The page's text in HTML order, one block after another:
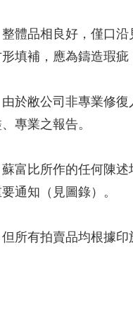
體品相良好，僅口
填補，應為鑄造瑕
於敝公司非專業修
專業之報告。
富比所作的任何陳
通知（見圖錄）。
所有拍賣品均根據